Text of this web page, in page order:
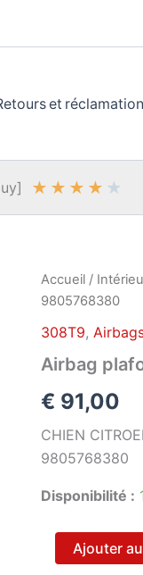
et
★ ★ ★ ★ ★
Accueil /
9805768380
308T9,
Airbag
€ 91,00
CHIEN
9805768380
Disponibilité :
quantitéAjouter